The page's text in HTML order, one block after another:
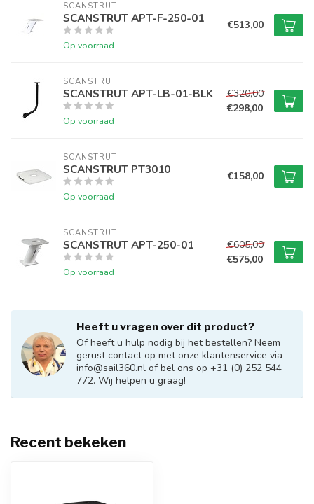
SCANSTRUT
SCANSTRUT APT-F-250-01
Op voorraad
€513,00
SCANSTRUT
SCANSTRUT APT-LB-01-BLK
Op voorraad
€320,00
€298,00
SCANSTRUT
SCANSTRUT PT3010
Op voorraad
€158,00
SCANSTRUT
SCANSTRUT APT-250-01
Op voorraad
€605,00
€575,00
Heeft u vragen over dit product?
Of heeft u hulp nodig bij het bestellen? Neem
gerust contact op met onze klantenservice via
info@sail360.nl of bel ons op +31 (0) 252 544
772. Wij helpen u graag!
Recent bekeken